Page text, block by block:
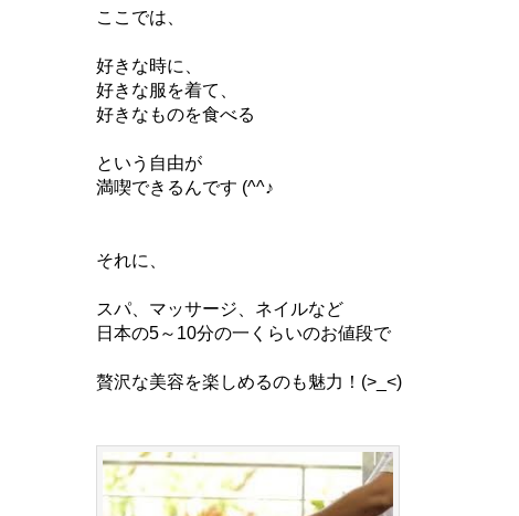
ここでは、
好きな時に、
好きな服を着て、
好きなものを食べる
という自由が
満喫できるんです (^^♪
それに、
スパ、マッサージ、ネイルなど
日本の5～10分の一くらいのお値段で
贅沢な美容を楽しめるのも魅力！(>_<)